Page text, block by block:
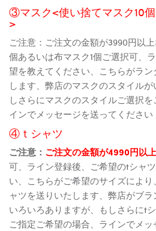
③マスク<使い捨てマスク10
>
ご注意：ご注文の金額が3990円以
個あるいは布マスク1個ご選択可、
望を教えてください、こちらがラ
します、弊店のマスクのスタイル
しさらにマスクのスタイルご選択
インでメッセージを送ってください
④ｔシャツ
ご注意： ご注文の金額が4990円以上
可、ライン登録後、ご希望のtシャ
い、こちらがご希望のサイズによ
ャツを送りいたします、弊店がブ
いろいろありますが、もしさらにt
ご指定ご希望の場合、ラインでメ